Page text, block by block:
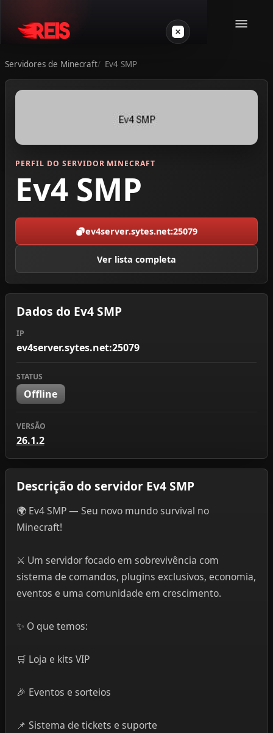
Minecraft
Login
Crie seu servidor
Servidores de Minecraft Ev4 SMP
PERFIL DO SERVIDOR MINECRAFT
Ev4 SMP
ev4server.sytes.net:25079
Ver lista completa
Dados do Ev4 SMP
IP
ev4server.sytes.net:25079
STATUS
Offline
VERSÃO
26.1.2
Descrição do servidor Ev4 SMP
🌍 Ev4 SMP — Seu novo mundo survival no
Minecraft!
⚔️ Um servidor focado em sobrevivência com
sistema de comandos, plugins exclusivos, economia,
eventos e uma comunidade em crescimento.
✨ O que temos:
🛒 Loja e kits VIP
🎉 Eventos e sorteios
📌 Sistema de tickets e suporte